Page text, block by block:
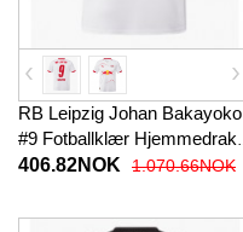
RB Leipzig Johan Bakayoko
#9 Fotballklær Hjemmedrakt
2025-26 Kortermet
406.82NOK 1.070.66NOK